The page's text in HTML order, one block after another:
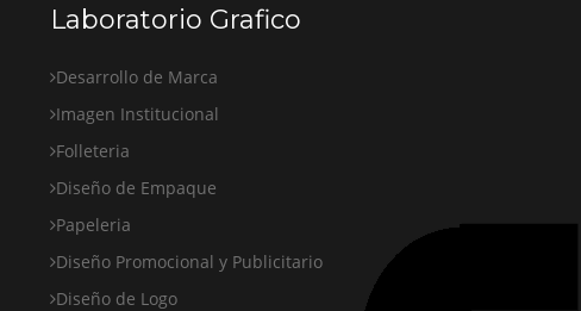
Laboratorio Grafico
Desarrollo de Marca
Imagen Institucional
Folleteria
Diseño de Empaque
Papeleria
Diseño Promocional y Publicitario
Diseño de Logo